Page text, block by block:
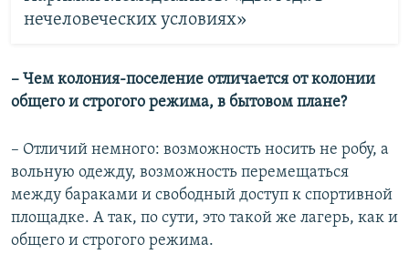
нечеловеческих условиях»
– Чем колония-поселение отличается от колонии
общего и строгого режима, в бытовом плане?
– Отличий немного: возможность носить не робу, а
вольную одежду, возможность перемещаться
между бараками и свободный доступ к спортивной
площадке. А так, по сути, это такой же лагерь, как и
общего и строгого режима.